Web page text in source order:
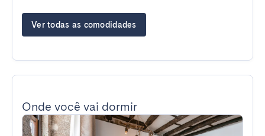
Ver todas as comodidades
Onde você vai dormir